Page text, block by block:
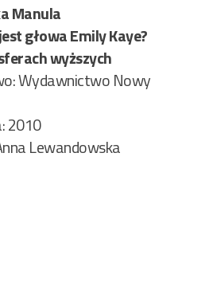
Manula
głowa Emily Kaye?
wyższych
Wydawnictwo Nowy
2010
Lewandowska